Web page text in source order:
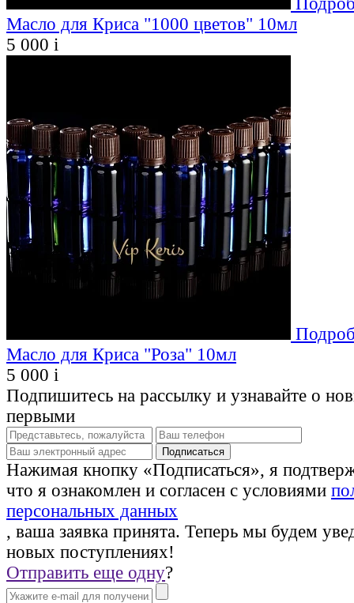
Масло для Криса "1000 цветов" 10мл
5 000 i
Масло для Криса "Роза" 10мл
5 000 i
Подпишитесь на рассылку и узнавайте о
первыми
Нажимая кнопку «Подписаться», я
что я ознакомлен и согласен с условиями
персональных данных
, ваша заявка принята. Теперь мы будем
новых поступлениях!
Отправить еще одну?